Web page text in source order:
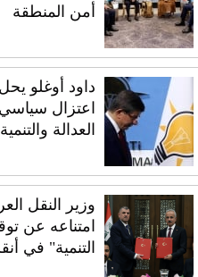
أمن المنطقة
داود أوغلو
اعتزال سياسي
العدالة
وزير النقل
امتناعه عن
التنمية" في